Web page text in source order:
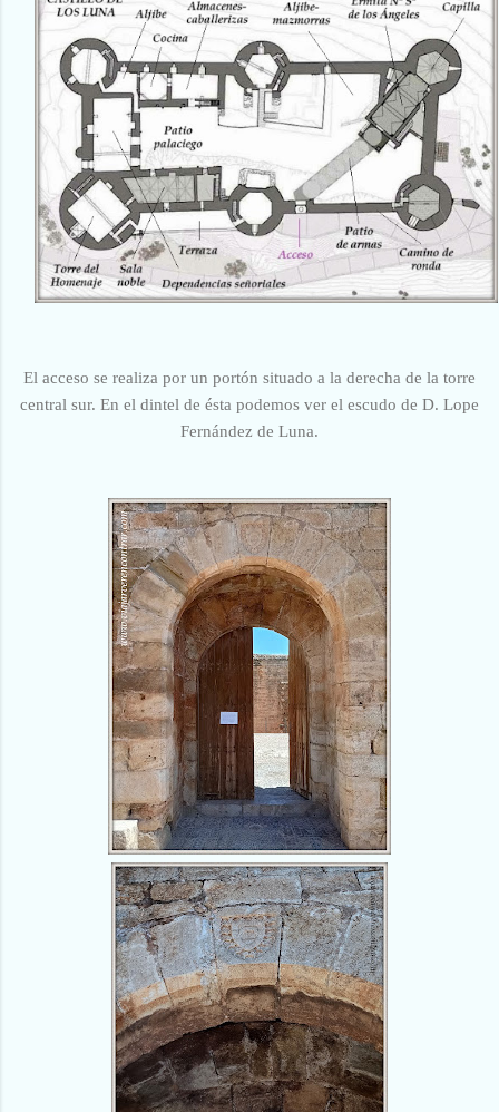
El acceso se realiza por un portón situado a la derecha de la torre
central sur. En el dintel de ésta podemos ver el escudo de D. Lope
Fernández de Luna.